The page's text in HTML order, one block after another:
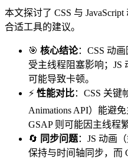
本文探讨了 CSS 与
合适工具的建议。
🎯 核心结论：CSS 动
受主线程阻塞影响；JS
可能导致卡顿。
⚡ 性能对比：CSS 关键
Animations API）能避
GSAP 则可能因主线程
🔄 同步问题：JS 动画
保持与时间轴同步，而